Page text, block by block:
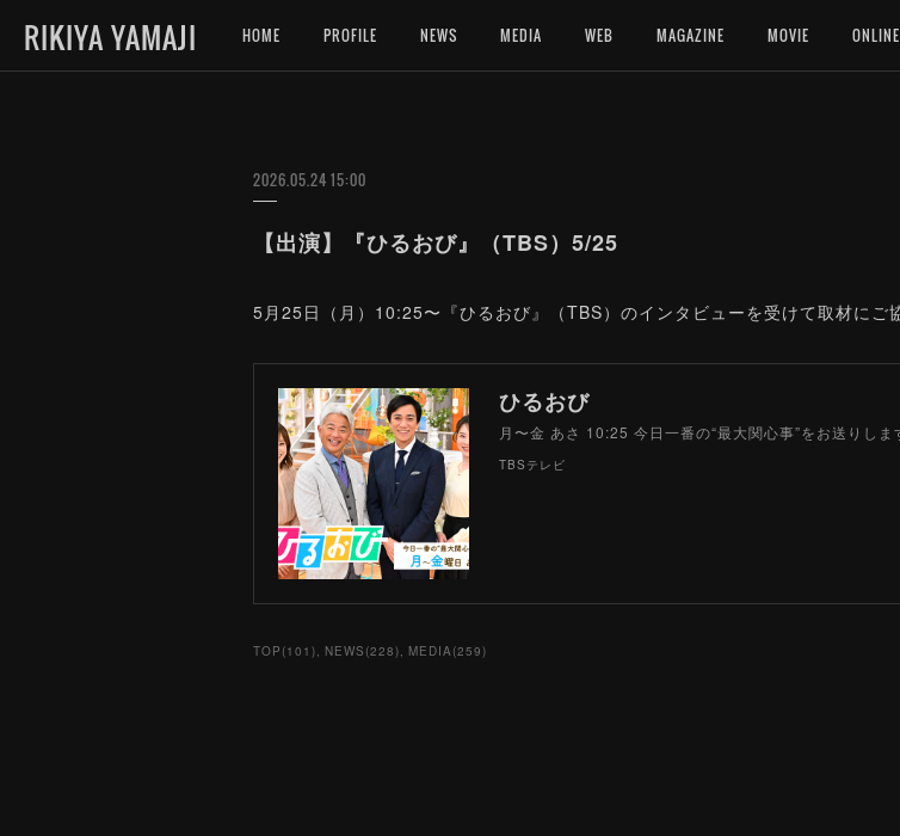
RIKIYA YAMAJI HOME PROFILE NEWS MEDIA WEB MAGAZINE MOVIE
2026.05.24 15:00
【出演】『ひるおび』（TBS）5/25
5月25日（月）10:25〜『ひるおび』（TBS）のインタビューを受けて取材にご
ひるおび
月〜金 あさ 10:25 今日一番の“最大関心事”をお送りしま
TBSテレビ
TOP (101 ) NEWS (228) MEDIA(259)